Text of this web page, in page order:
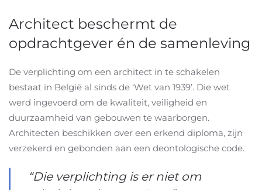
Architect beschermt de
opdrachtgever én de samenleving
De verplichting om een architect in te schakelen
bestaat in België al sinds de ‘Wet van 1939’. Die wet
werd ingevoerd om de kwaliteit, veiligheid en
duurzaamheid van gebouwen te waarborgen.
Architecten beschikken over een erkend diploma, zijn
verzekerd en gebonden aan een deontologische code.
“Die verplichting is er niet om